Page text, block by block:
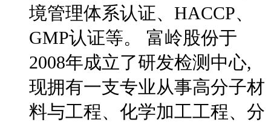
境管理体系认证、HACCP、
GMP认证等。 富岭股份于
2008年成立了研发检测中心,
现拥有一支专业从事高分子材
料与工程、化学加工工程、分